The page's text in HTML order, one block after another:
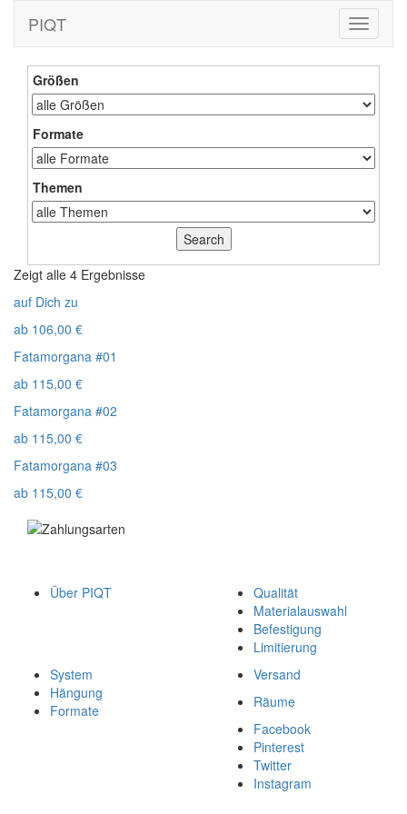
Toggle
PIQT
Größen
Formate
Themen
Zeigt alle 4 Ergebnisse
auf Dich zu
ab 106,00 €
Fatamorgana #01
ab 115,00 €
Fatamorgana #02
ab 115,00 €
Fatamorgana #03
ab 115,00 €
Über PIQT
Qualität
Materialauswahl
Befestigung
Limitierung
System
Hängung
Formate
Versand
Räume
Facebook
Pinterest
Twitter
Instagram